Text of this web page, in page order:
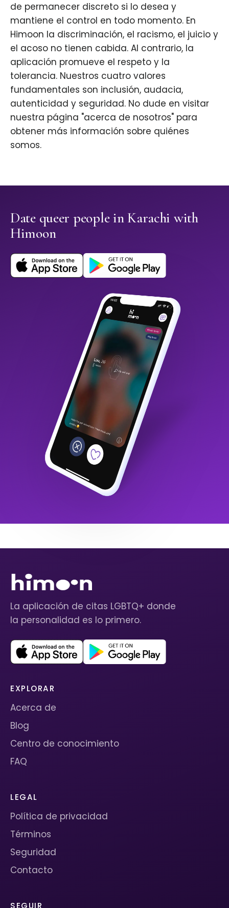
de permanecer discreto si lo desea y
mantiene el control en todo momento. En
Himoon la discriminación, el racismo, el juicio y
el acoso no tienen cabida. Al contrario, la
aplicación promueve el respeto y la
tolerancia. Nuestros cuatro valores
fundamentales son inclusión, audacia,
autenticidad y seguridad. No dude en visitar
nuestra página "acerca de nosotros" para
obtener más información sobre quiénes
somos.
Date queer people in Karachi with
Himoon
La aplicación de citas LGBTQ+ donde
la personalidad es lo primero.
EXPLORAR
Acerca de
Blog
Centro de conocimiento
FAQ
LEGAL
Política de privacidad
Términos
Seguridad
Contacto